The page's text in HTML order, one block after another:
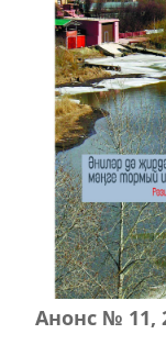
Анонс № 11,